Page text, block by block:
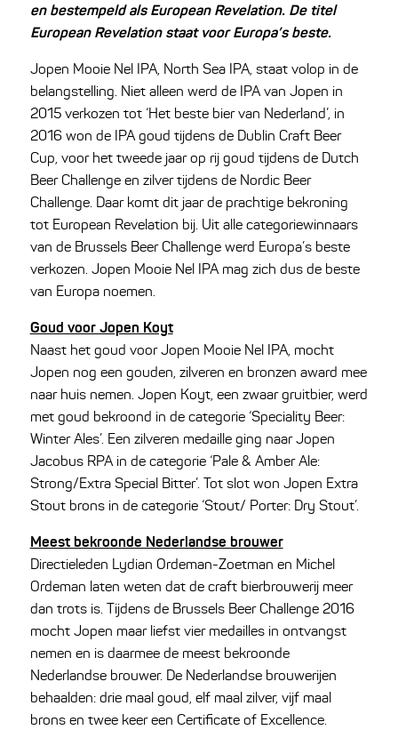
en bestempeld als European Revelation. De titel
European Revelation staat voor Europa’s beste.
Jopen Mooie Nel IPA, North Sea IPA, staat volop in de
belangstelling. Niet alleen werd de IPA van Jopen in
2015 verkozen tot ‘Het beste bier van Nederland’, in
2016 won de IPA goud tijdens de Dublin Craft Beer
Cup, voor het tweede jaar op rij goud tijdens de Dutch
Beer Challenge en zilver tijdens de Nordic Beer
Challenge. Daar komt dit jaar de prachtige bekroning
tot European Revelation bij. Uit alle categoriewinnaars
van de Brussels Beer Challenge werd Europa’s beste
verkozen. Jopen Mooie Nel IPA mag zich dus de beste
van Europa noemen.
Goud voor Jopen Koyt
Naast het goud voor Jopen Mooie Nel IPA, mocht
Jopen nog een gouden, zilveren en bronzen award mee
naar huis nemen. Jopen Koyt, een zwaar gruitbier, werd
met goud bekroond in de categorie ‘Speciality Beer:
Winter Ales’. Een zilveren medaille ging naar Jopen
Jacobus RPA in de categorie ‘Pale & Amber Ale:
Strong/Extra Special Bitter’. Tot slot won Jopen Extra
Stout brons in de categorie ‘Stout/ Porter: Dry Stout’.
Meest bekroonde Nederlandse brouwer
Directieleden Lydian Ordeman-Zoetman en Michel
Ordeman laten weten dat de craft bierbrouwerij meer
dan trots is. Tijdens de Brussels Beer Challenge 2016
mocht Jopen maar liefst vier medailles in ontvangst
nemen en is daarmee de meest bekroonde
Nederlandse brouwer. De Nederlandse brouwerijen
behaalden: drie maal goud, elf maal zilver, vijf maal
brons en twee keer een Certificate of Excellence.